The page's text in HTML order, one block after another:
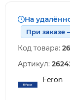
На
При заказе
Код товара:
Артикул:
Feron